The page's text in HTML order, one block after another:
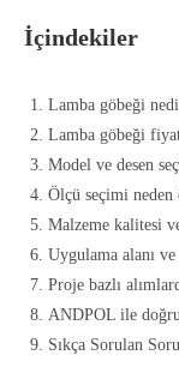
İçindekiler
Lamba göbeği
Lamba göbeği
Model ve desen
Ölçü seçimi
Malzeme kalitesi
Uygulama alanı
Proje bazlı
ANDPOL ile
Sıkça Sorulan